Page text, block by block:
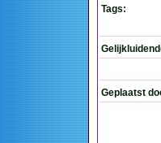
Tags:
Geplaatst